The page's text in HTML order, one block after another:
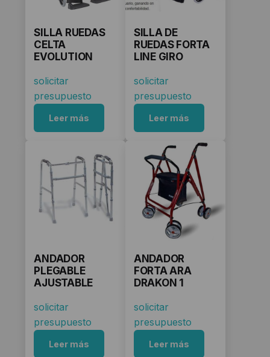
SILLA RUEDAS
CELTA
EVOLUTION
solicitar
presupuesto
Leer más
SILLA DE
RUEDAS FORTA
LINE GIRO
solicitar
presupuesto
Leer más
ANDADOR
PLEGABLE
AJUSTABLE
solicitar
presupuesto
Leer más
ANDADOR
FORTA ARA
DRAKON 1
solicitar
presupuesto
Leer más